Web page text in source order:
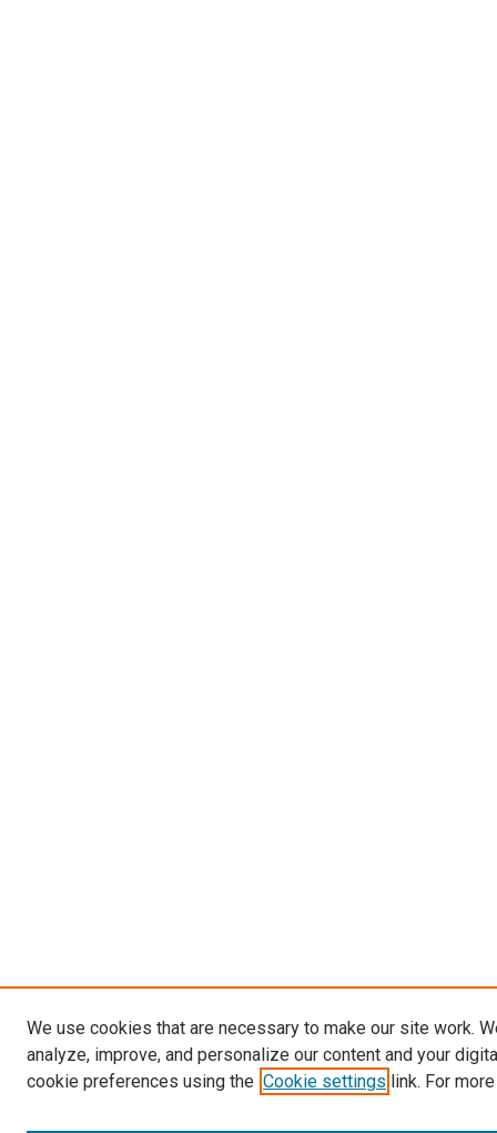
We use cookies that are necessary to make our site work.
analyze, improve, and personalize our content and your
cookie preferences using the Cookie settings link. For